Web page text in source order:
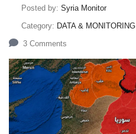
Posted by: Syria Monitor
Category: DATA & MONITORING
3 Comments